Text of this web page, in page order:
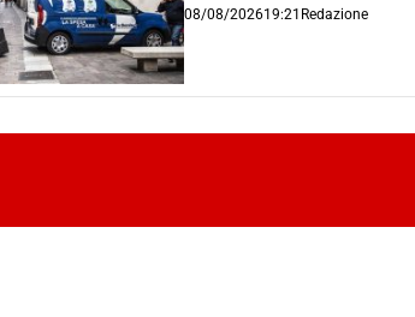
08/08/202619:21 Redazione